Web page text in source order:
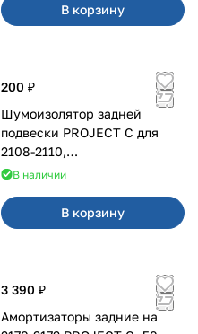
В корзину
200 ₽
Шумоизолятор задней
подвески PROJECT C для
2108-2110,
Приора,Калина,Гранта
В наличии
В корзину
3 390 ₽
Амортизаторы задние на